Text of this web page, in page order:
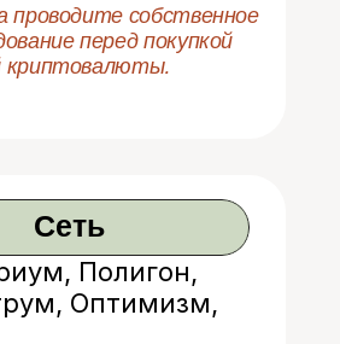
проводите собственное
перед покупкой
криптовалюты.
Сеть
Полигон,
Оптимизм,